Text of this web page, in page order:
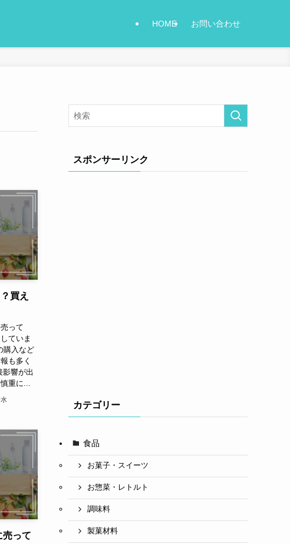
HOME お問い合わせ
買え
って
ていま
購入など
も多く
影響が出
重に...
売って
スポンサーリンク
カテゴリー
食品
お菓子・スイーツ
お惣菜・レトルト
調味料
製菓材料